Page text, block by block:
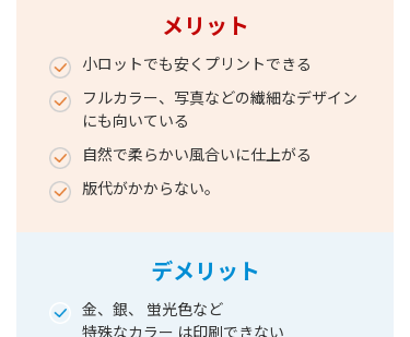
メリット
小ロットでも安くプリントできる
フルカラー、写真などの繊細なデザイン
にも向いている
自然で柔らかい風合いに仕上がる
版代がかからない。
デメリット
金、銀、 蛍光色など
特殊なカラー は印刷できない